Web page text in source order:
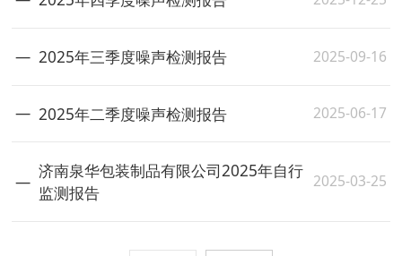
2025年三季度噪声检测报告 2025-09-16
2025年二季度噪声检测报告 2025-06-17
济南泉华包装制品有限公司2025年自行
监测报告
2025-03-25